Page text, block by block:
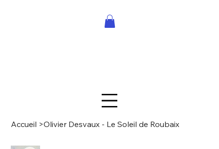
Accueil >Olivier Desvaux - Le Soleil de Roubaix